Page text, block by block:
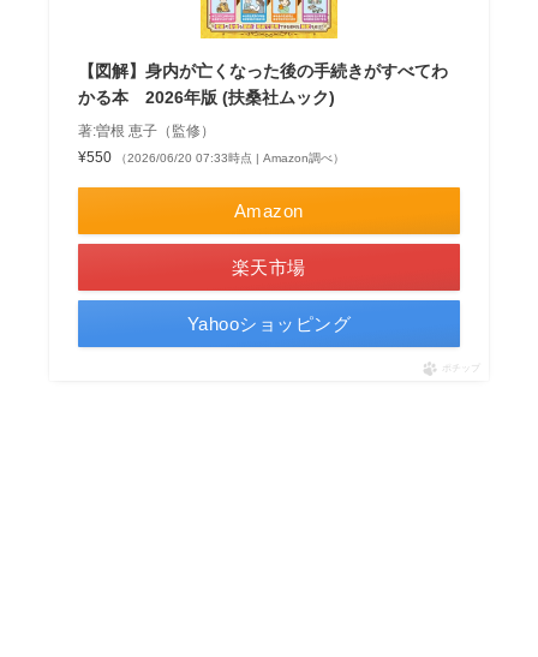
【図解】身内が亡くなった後の手続きがすべてわ
かる本 2026年版 (扶桑社ムック)
著:曽根 恵子（監修）
¥550
（2026/06/20 07:33時点 | Amazon調べ）
Amazon
楽天市場
Yahooショッピング
ポチップ